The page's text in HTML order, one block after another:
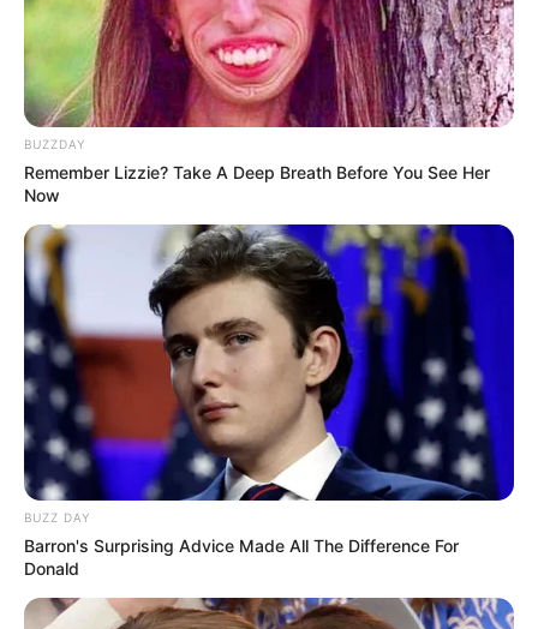
Τι είναι το Blockchain του κβαντικού
χρηματοοικονομικού συστήματος (QFS);
Πέμπτη, 22 Σεπτεμβρίου 2022, 20:36
Τι είναι το Blockchain του...
BUZZDAY
Remember Lizzie? Take A Deep Breath Before You See Her
Now
BUZZ DAY
Barron's Surprising Advice Made All The Difference For
Donald